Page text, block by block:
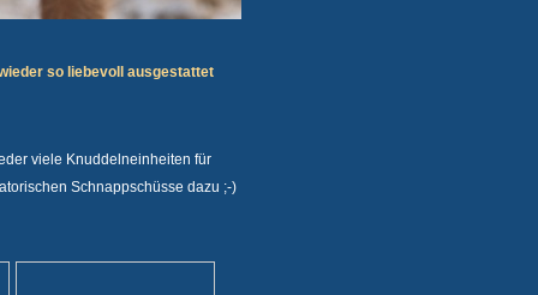
so liebevoll ausgestattet
viele Knuddelneinheiten für
Schnappschüsse dazu ;-)